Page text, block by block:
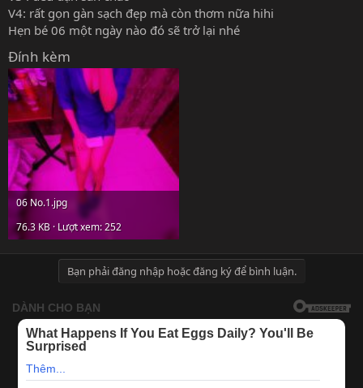
V4: rất gọn gàn sạch đẹp mà còn thơm nữa hihi
Hẹn bé 06 một ngày nào đó sẽ trở lại nhé
Đính kèm
06 No.1.jpg
76.3 KB · Lượt xem: 252
Bạn phải đăng nhập hoặc đăng ký để bình luận.